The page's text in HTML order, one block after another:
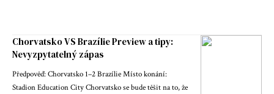
Chorvatsko VS Brazílie Preview a tipy:
Nevyzpytatelný zápas
Předpověď: Chorvatsko 1–2 Brazílie Místo konání:
Stadion Education City Chorvatsko se bude těšit na to, že